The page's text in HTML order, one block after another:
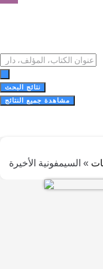
نتائج البحث
مشاهدة جميع النتائج
السيمفونية الأخيرة